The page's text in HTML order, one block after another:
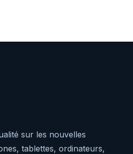
sur les nouvelles
tablettes, ordinateurs,